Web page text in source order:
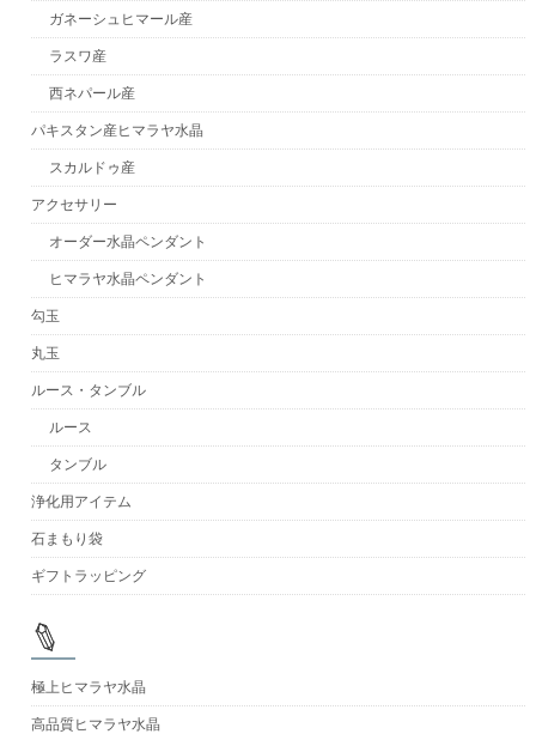
ガネーシュヒマール産
ラスワ産
西ネパール産
パキスタン産ヒマラヤ水晶
スカルドゥ産
アクセサリー
オーダー水晶ペンダント
ヒマラヤ水晶ペンダント
勾玉
丸玉
ルース・タンブル
ルース
タンブル
浄化用アイテム
石まもり袋
ギフトラッピング
極上ヒマラヤ水晶
高品質ヒマラヤ水晶